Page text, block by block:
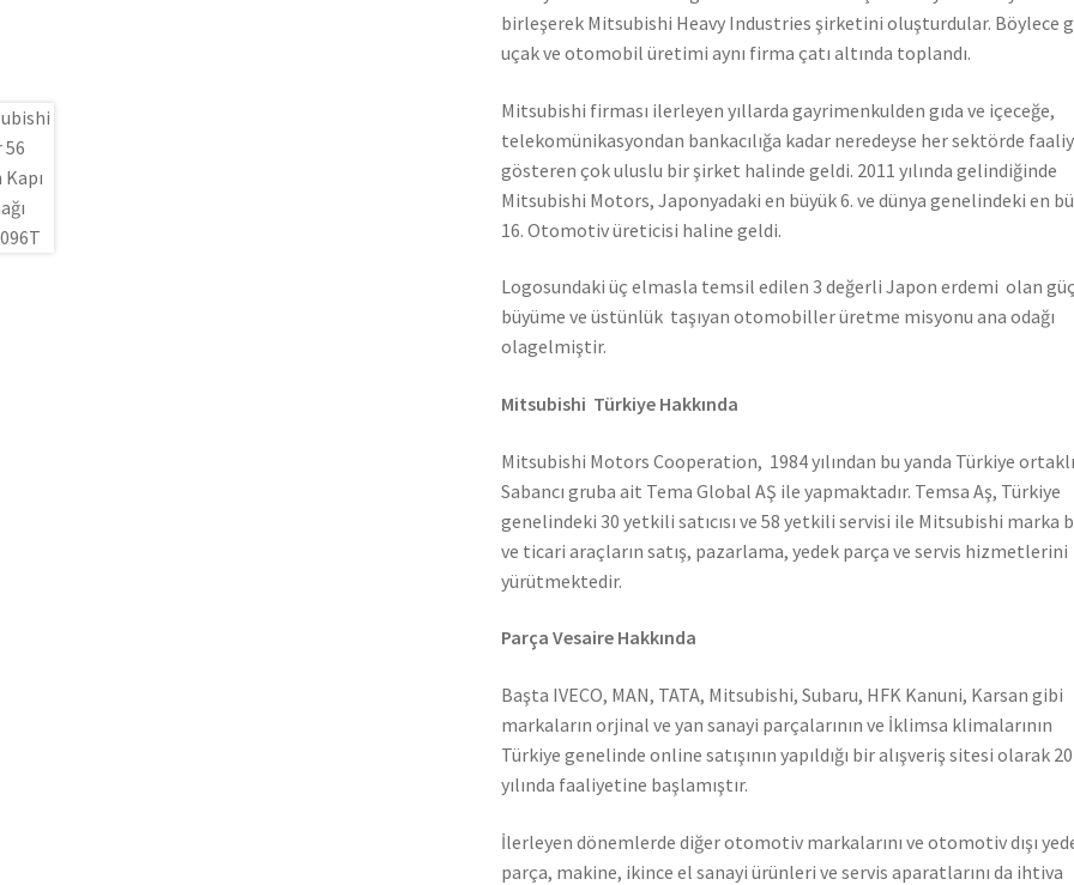
birleşerek Mitsubishi Heavy Industries şirketini oluşturdular. Böylece
uçak ve otomobil üretimi aynı firma çatı altında toplandı.
Mitsubishi firması ilerleyen yıllarda gayrimenkulden gıda ve içeceğe,
telekomünikasyondan bankacılığa kadar neredeyse her sektörde
gösteren çok uluslu bir şirket halinde geldi. 2011 yılında gelindiğinde
Mitsubishi Motors, Japonyadaki en büyük 6. ve dünya genelindeki en
16. Otomotiv üreticisi haline geldi.
Logosundaki üç elmasla temsil edilen 3 değerli Japon erdemi olan
büyüme ve üstünlük taşıyan otomobiller üretme misyonu ana odağı
olagelmiştir.
Mitsubishi Türkiye Hakkında
Mitsubishi Motors Cooperation, 1984 yılından bu yanda Türkiye
Sabancı gruba ait Tema Global AŞ ile yapmaktadır. Temsa Aş, Türkiye
genelindeki 30 yetkili satıcısı ve 58 yetkili servisi ile Mitsubishi marka
ve ticari araçların satış, pazarlama, yedek parça ve servis hizmetlerini
yürütmektedir.
Parça Vesaire Hakkında
Başta IVECO, MAN, TATA, Mitsubishi, Subaru, HFK Kanuni, Karsan gibi
markaların orjinal ve yan sanayi parçalarının ve İklimsa klimalarının
Türkiye genelinde online satışının yapıldığı bir alışveriş sitesi olarak
yılında faaliyetine başlamıştır.
İlerleyen dönemlerde diğer otomotiv markalarını ve otomotiv dışı
parça, makine, ikince el sanayi ürünleri ve servis aparatlarını da ihtiva